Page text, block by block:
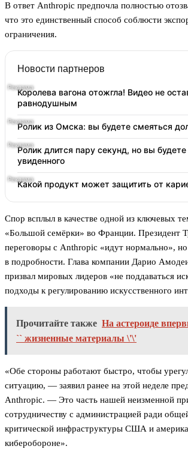
В ответ Anthropic предпочла полностью
что это единственный способ соблюсти
ограничения.
Новости партнеров
Королева вагона отожгла! Видео не
равнодушным
Ролик из Омска: вы будете смеяться
Ролик длится пару секунд, но вы
увиденного
Какой продукт может защитить от
Спор всплыл в качестве одной из ключевых
«Большой семёрки» во Франции. Президент
переговоры с Anthropic «идут нормально», но
в подробности. Глава компании Дарио
призвал мировых лидеров «не поддаваться
подходы к регулированию искусственного
Прочитайте также На астероиде
`` жизненные материалы \'\'
«Обе стороны работают быстро, чтобы
ситуацию, — заявил ранее на этой неделе
Anthropic. — Это часть нашей неизменной
сотрудничеству с администрацией ради
критической инфраструктуры США и
киберобороне».